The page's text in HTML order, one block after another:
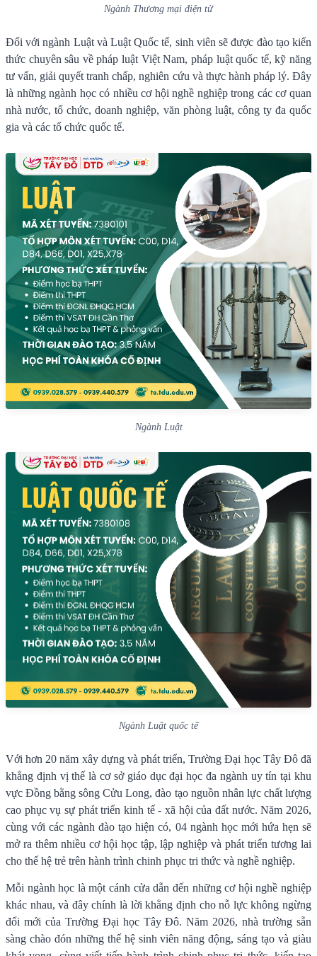
Ngành Thương mại điện tử
Đối với ngành Luật và Luật Quốc tế, sinh viên sẽ được đào tạo kiến
thức chuyên sâu về pháp luật Việt Nam, pháp luật quốc tế, kỹ năng
tư vấn, giải quyết tranh chấp, nghiên cứu và thực hành pháp lý. Đây
là những ngành học có nhiều cơ hội nghề nghiệp trong các cơ quan
nhà nước, tổ chức, doanh nghiệp, văn phòng luật, công ty đa quốc
gia và các tổ chức quốc tế.
Ngành Luật
Ngành Luật quốc tế
Với hơn 20 năm xây dựng và phát triển, Trường Đại học Tây Đô đã
khẳng định vị thế là cơ sở giáo dục đại học đa ngành uy tín tại khu
vực Đồng bằng sông Cửu Long, đào tạo nguồn nhân lực chất lượng
cao phục vụ sự phát triển kinh tế - xã hội của đất nước. Năm 2026,
cùng với các ngành đào tạo hiện có, 04 ngành học mới hứa hẹn sẽ
mở ra thêm nhiều cơ hội học tập, lập nghiệp và phát triển tương lai
cho thế hệ trẻ trên hành trình chinh phục tri thức và nghề nghiệp.
Mỗi ngành học là một cánh cửa dẫn đến những cơ hội nghề nghiệp
khác nhau, và đây chính là lời khẳng định cho nỗ lực không ngừng
đổi mới của Trường Đại học Tây Đô. Năm 2026, nhà trường sẵn
sàng chào đón những thế hệ sinh viên năng động, sáng tạo và giàu